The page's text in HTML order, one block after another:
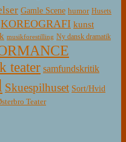
Gamle Scene humor Husets
KOREOGRAFI kunst
musikforestilling Ny dansk dramatik
teater samfundskritik
Skuespilhuset Sort/Hvid
Teater